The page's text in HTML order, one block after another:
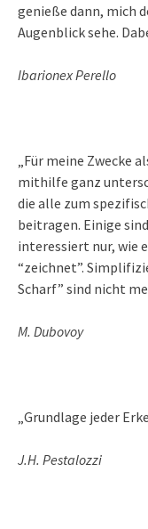
genieße dann, mich
Augenblick sehe.
Ibarionex Perello
„Für meine Zwecke
mithilfe ganz
die alle zum
beitragen. Einige
interessiert nur, wie
“zeichnet”.
Scharf” sind nicht
M. Dubovoy
„Grundlage jeder
J.H. Pestalozzi